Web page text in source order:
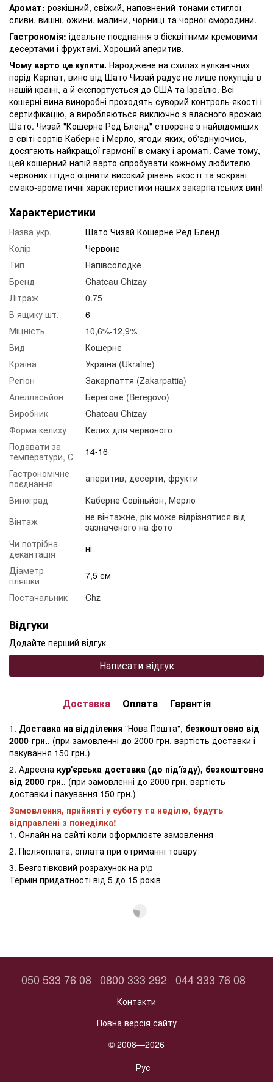
Аромат: розкішний, свіжий, наповнений тонами стиглої
сливи, вишні, ожини, малини, чорниці та чорної смородини.
Гастрономія: ідеальне поєднання з бісквітними кремовими
десертами і фруктамі. Хороший аперитив.
Чому варто це купити. Народжене на схилах вулканічних
порід Карпат, вино від Шато Чизай радує не лише покупців в
нашій країні, а й експортується до США та Ізраїлю. Всі
кошерні вина виноробні проходять суворий контроль якості і
сертифікацію, а виробляються виключно з власного врожаю
Шато. Чизай "Кошерне Ред Бленд" створене з найвідоміших
в світі сортів Каберне і Мерло, ягоди яких, об'єднуючись,
досягають найкращої гармонії в смаку і ароматі. Саме тому,
цей кошерний напій варто спробувати кожному любителю
червоних і гідно оцінити високий рівень якості та яскраві
смако-ароматичні характеристики наших закарпатських вин!
Характеристики
Назва укр.
Шато Чизай Кошерне Ред Бленд
Колір
Червоне
Тип
Напівсолодке
Бренд
Chateau Chizay
Літраж
0.75
В ящику шт.
6
Міцність
10,6%-12,9%
Вид
Кошерне
Країна
Україна (Ukraine)
Регіон
Закарпаття (Zakarpattia)
Апелласьйон
Берегове (Beregovo)
Виробник
Chateau Chizay
Форма келиху
Келих для червоного
Подавати за
температури, С
14-16
Гастрономічне
поєднання
аперитив, десерти, фрукти
Виноград
Каберне Совіньйон, Мерло
Вінтаж
не вінтажне, рік може відрізнятися від
зазначеного на фото
Чи потрібна
декантація
ні
Діаметр
пляшки
7,5 см
Постачальник
Chz
Відгуки
Додайте перший відгук
Написати відгук
Доставка Оплата Гарантія
1. Доставка на відділення "Нова Пошта", безкоштовно від
2000 грн., (при замовленні до 2000 грн. вартість доставки і
пакування 150 грн.)
2. Адресна кур'єрська доставка (до під'їзду), безкоштовно
від 2000 грн., (при замовленні до 2000 грн. вартість
доставки і пакування 150 грн.)
Замовлення, прийняті у суботу та неділю, будуть
відправлені з понеділка!
1. Онлайн на сайті коли оформлюєте замовлення
2. Післяоплата, оплата при отриманні товару
3. Безготівковий розрахунок на р\р
Термін придатності від 5 до 15 років
050 533 76 08 0800 333 292 044 333 76 08
Контакти
Повна версія сайту
© 2008—2026
Рус